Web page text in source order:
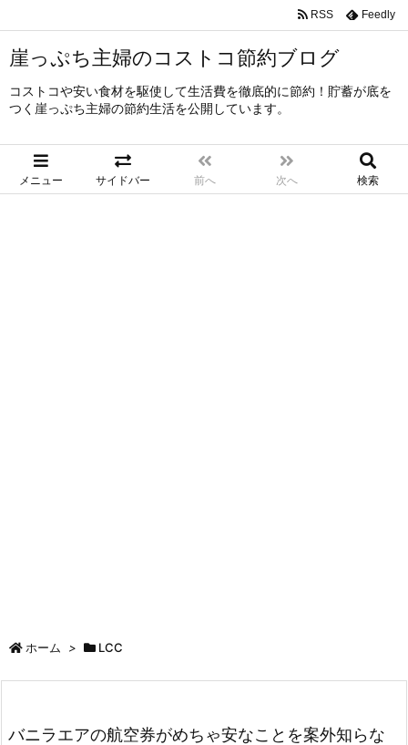
崖っぷち主婦のコストコ節約ブログ
コストコや安い食材を駆使して生活費を徹底的に節約！貯蓄が底を
つく崖っぷち主婦の節約生活を公開しています。
メニュー サイドバー 前へ 次へ 検索
RSS Feedly
ホーム > LCC
バニラエアの航空券がめちゃ安なことを案外知らな